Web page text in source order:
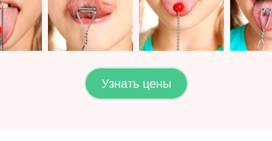
Узнать цены